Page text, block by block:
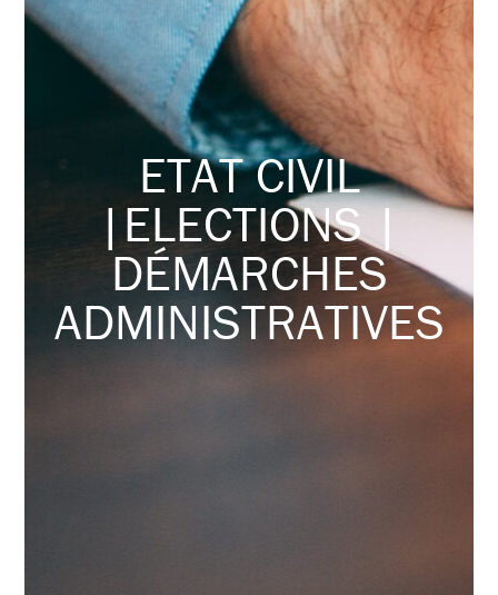
ETAT CIVIL
|ELECTIONS |
DÉMARCHES
ADMINISTRATIVES